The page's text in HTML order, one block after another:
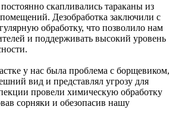
скапливались тараканы из
Дезобработка заключили с
обработку, что позволило нам
и поддерживать высокий уровень
у нас была проблема с борщевиком,
вид и представлял угрозу для
провели химическую обработку
сорняки и обезопасив нашу